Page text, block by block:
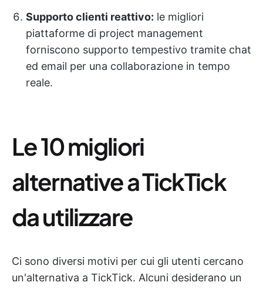
Supporto clienti reattivo: le migliori
piattaforme di project management
forniscono supporto tempestivo tramite chat
ed email per una collaborazione in tempo
reale.
Le 10 migliori
alternative a TickTick
da utilizzare
Ci sono diversi motivi per cui gli utenti cercano
un'alternativa a TickTick. Alcuni desiderano un